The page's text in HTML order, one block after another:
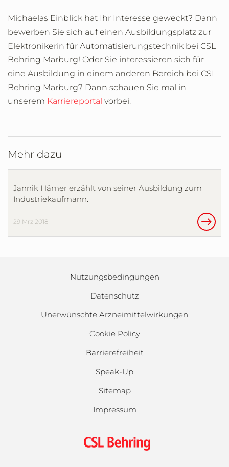
Michaelas Einblick hat Ihr Interesse geweckt? Dann
bewerben Sie sich auf einen Ausbildungsplatz zur
Elektronikerin für Automatisierungstechnik bei CSL
Behring Marburg! Oder Sie interessieren sich für
eine Ausbildung in einem anderen Bereich bei CSL
Behring Marburg? Dann schauen Sie mal in
unserem Karriereportal vorbei.
Mehr dazu
Jannik Hämer erzählt von seiner Ausbildung zum
Industriekaufmann.
29 Mrz 2018
Nutzungsbedingungen
Datenschutz
Unerwünschte Arzneimittelwirkungen
Cookie Policy
Barrierefreiheit
Speak-Up
Sitemap
Impressum